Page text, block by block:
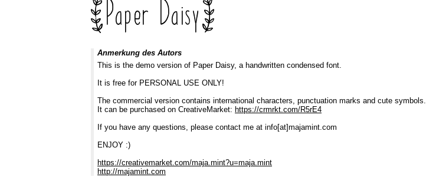
Anmerkung des Autors
This is the demo version of Paper Daisy, a handwritten condensed font.
It is free for PERSONAL USE ONLY!
The commercial version contains international characters, punctuation marks and cute symbols.
It can be purchased on CreativeMarket: https://crmrkt.com/R5rE4
If you have any questions, please contact me at info[at]majamint.com
ENJOY :)
https://creativemarket.com/maja.mint?u=maja.mint
http://majamint.com